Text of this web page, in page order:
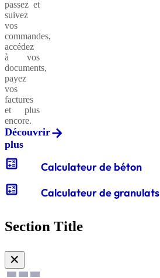
passez et
suivez
vos
commandes,
accédez
à vos
documents,
payez
vos
factures
et plus
encore.
Découvrir
plus
calculate Calculateur de béton
calculate Calculateur de granulats
Section Title
✕